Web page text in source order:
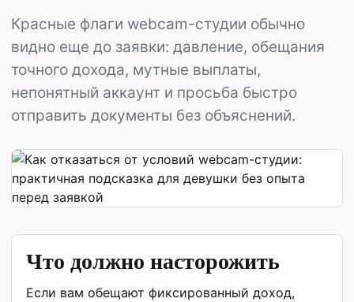
Красные флаги webcam-студии обычно
видно еще до заявки: давление, обещания
точного дохода, мутные выплаты,
непонятный аккаунт и просьба быстро
отправить документы без объяснений.
Что должно насторожить
Если вам обещают фиксированный доход,